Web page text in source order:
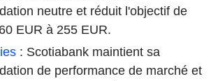
neutre et réduit l'objectif de
EUR à 255 EUR.
: Scotiabank maintient sa
de performance de marché et